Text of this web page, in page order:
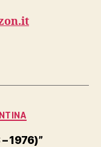
1976)”